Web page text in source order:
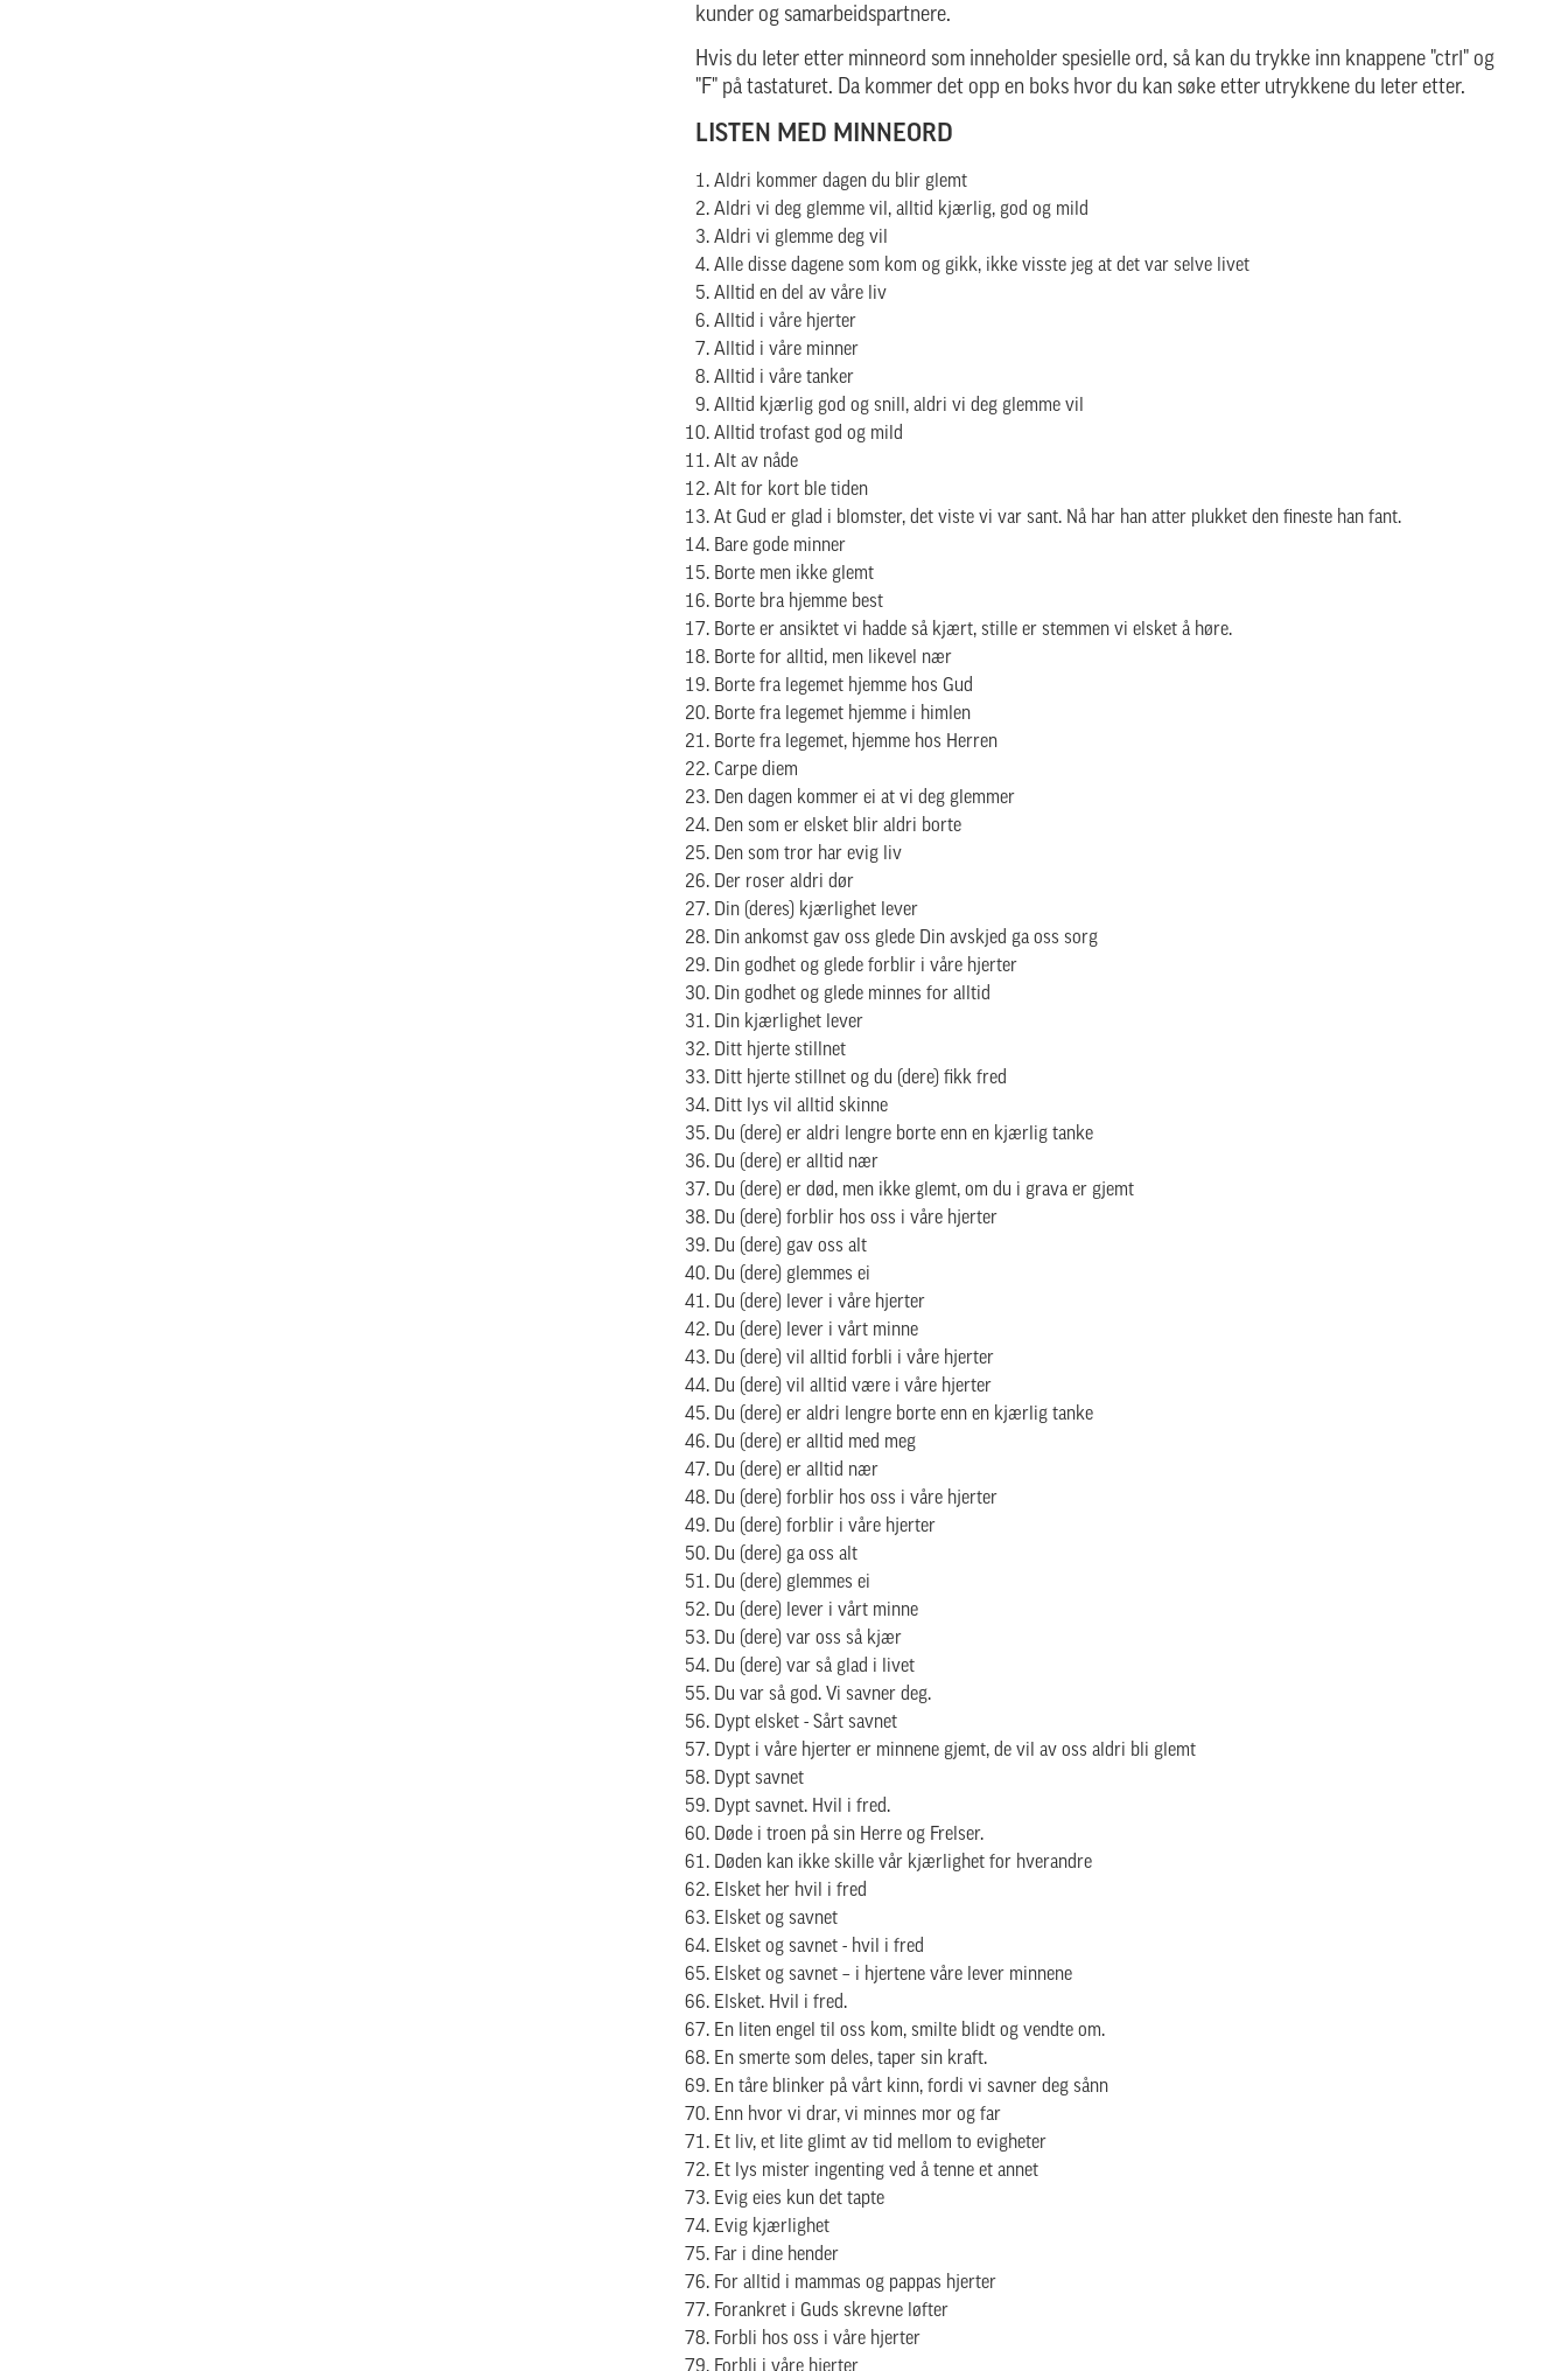
kunder og samarbeidspartnere.
Hvis du leter etter minneord som inneholder spesielle ord, så kan du trykke inn knappene "ctrl" og
"F" på tastaturet. Da kommer det opp en boks hvor du kan søke etter utrykkene du leter etter.
LISTEN MED MINNEORD
Aldri kommer dagen du blir glemt
Aldri vi deg glemme vil, alltid kjærlig, god og mild
Aldri vi glemme deg vil
Alle disse dagene som kom og gikk, ikke visste jeg at det var selve livet
Alltid en del av våre liv
Alltid i våre hjerter
Alltid i våre minner
Alltid i våre tanker
Alltid kjærlig god og snill, aldri vi deg glemme vil
Alltid trofast god og mild
Alt av nåde
Alt for kort ble tiden
At Gud er glad i blomster, det viste vi var sant. Nå har han atter plukket den fineste han fant.
Bare gode minner
Borte men ikke glemt
Borte bra hjemme best
Borte er ansiktet vi hadde så kjært, stille er stemmen vi elsket å høre.
Borte for alltid, men likevel nær
Borte fra legemet hjemme hos Gud
Borte fra legemet hjemme i himlen
Borte fra legemet, hjemme hos Herren
Carpe diem
Den dagen kommer ei at vi deg glemmer
Den som er elsket blir aldri borte
Den som tror har evig liv
Der roser aldri dør
Din (deres) kjærlighet lever
Din ankomst gav oss glede Din avskjed ga oss sorg
Din godhet og glede forblir i våre hjerter
Din godhet og glede minnes for alltid
Din kjærlighet lever
Ditt hjerte stillnet
Ditt hjerte stillnet og du (dere) fikk fred
Ditt lys vil alltid skinne
Du (dere) er aldri lengre borte enn en kjærlig tanke
Du (dere) er alltid nær
Du (dere) er død, men ikke glemt, om du i grava er gjemt
Du (dere) forblir hos oss i våre hjerter
Du (dere) gav oss alt
Du (dere) glemmes ei
Du (dere) lever i våre hjerter
Du (dere) lever i vårt minne
Du (dere) vil alltid forbli i våre hjerter
Du (dere) vil alltid være i våre hjerter
Du (dere) er aldri lengre borte enn en kjærlig tanke
Du (dere) er alltid med meg
Du (dere) er alltid nær
Du (dere) forblir hos oss i våre hjerter
Du (dere) forblir i våre hjerter
Du (dere) ga oss alt
Du (dere) glemmes ei
Du (dere) lever i vårt minne
Du (dere) var oss så kjær
Du (dere) var så glad i livet
Du var så god. Vi savner deg.
Dypt elsket - Sårt savnet
Dypt i våre hjerter er minnene gjemt, de vil av oss aldri bli glemt
Dypt savnet
Dypt savnet. Hvil i fred.
Døde i troen på sin Herre og Frelser.
Døden kan ikke skille vår kjærlighet for hverandre
Elsket her hvil i fred
Elsket og savnet
Elsket og savnet - hvil i fred
Elsket og savnet – i hjertene våre lever minnene
Elsket. Hvil i fred.
En liten engel til oss kom, smilte blidt og vendte om.
En smerte som deles, taper sin kraft.
En tåre blinker på vårt kinn, fordi vi savner deg sånn
Enn hvor vi drar, vi minnes mor og far
Et liv, et lite glimt av tid mellom to evigheter
Et lys mister ingenting ved å tenne et annet
Evig eies kun det tapte
Evig kjærlighet
Far i dine hender
For alltid i mammas og pappas hjerter
Forankret i Guds skrevne løfter
Forbli hos oss i våre hjerter
Forbli i våre hjerter